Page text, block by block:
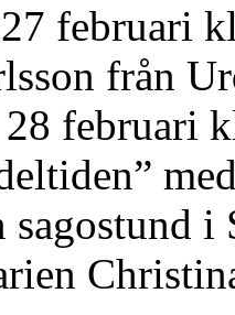
februari
från
28 februari
sagostund